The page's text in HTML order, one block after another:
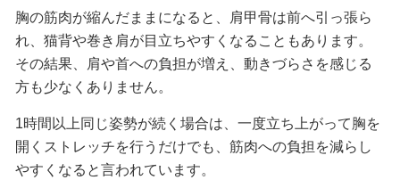
胸の筋肉が縮んだままになると、肩甲骨は前へ引っ張ら
れ、猫背や巻き肩が目立ちやすくなることもあります。
その結果、肩や首への負担が増え、動きづらさを感じる
方も少なくありません。
1時間以上同じ姿勢が続く場合は、一度立ち上がって胸を
開くストレッチを行うだけでも、筋肉への負担を減らし
やすくなると言われています。